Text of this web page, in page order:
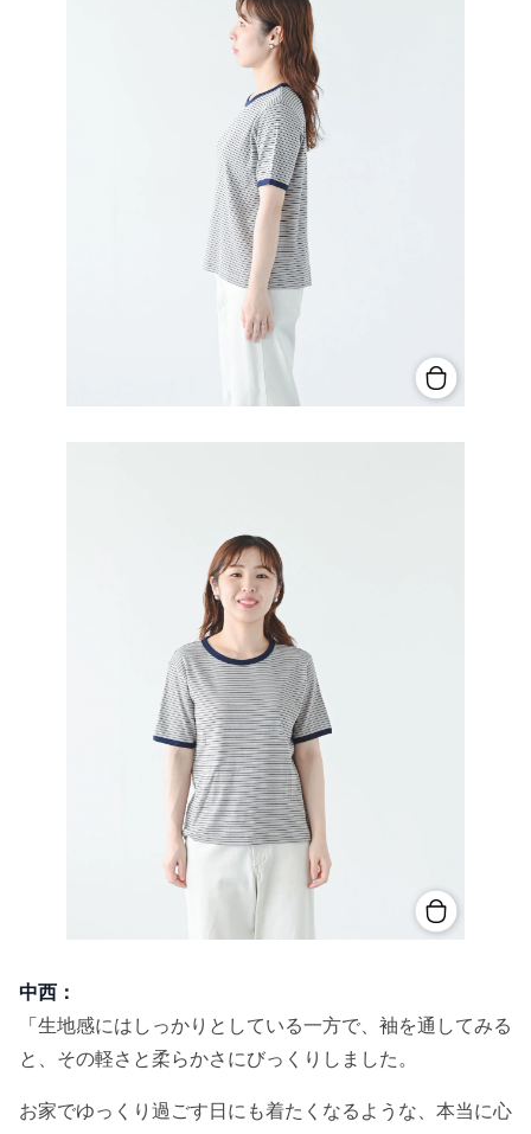
中西：
「生地感にはしっかりとしている一方で、袖を通してみる
と、その軽さと柔らかさにびっくりしました。
お家でゆっくり過ごす日にも着たくなるような、本当に心